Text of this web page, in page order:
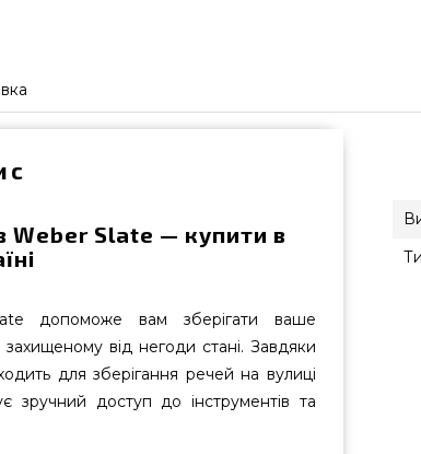
Weber Slate — купити в
допоможе вам зберігати ваше
від негоди стані. Завдяки
для зберігання речей на вулиці
зручний доступ до інструментів та